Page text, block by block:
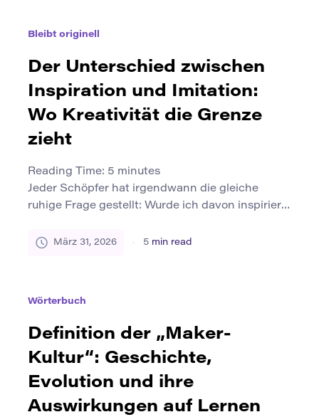
anderen Philosophie entwickelt: Lernen durch
Machen. Anstatt einfach über Konzepte zu lesen,
bauen, entwerfen, experimentieren […]
Bleibt originell
Der Unterschied zwischen
Inspiration und Imitation:
Wo Kreativität die Grenze
zieht
Reading Time: 5 minutes
Jeder Schöpfer hat irgendwann die gleiche
ruhige Frage gestellt: Wurde ich davon inspiriert
Inhalte, Referenzen, Trends und Algorithmen, die
Designer sammeln Moodboards. Musiker
verinnerlichen Melodien. Unternehmer […]
März 31, 2026 5 min read
Wörterbuch
Definition der „Maker-
Kultur“: Geschichte,
Evolution und ihre
Auswirkungen auf Lernen